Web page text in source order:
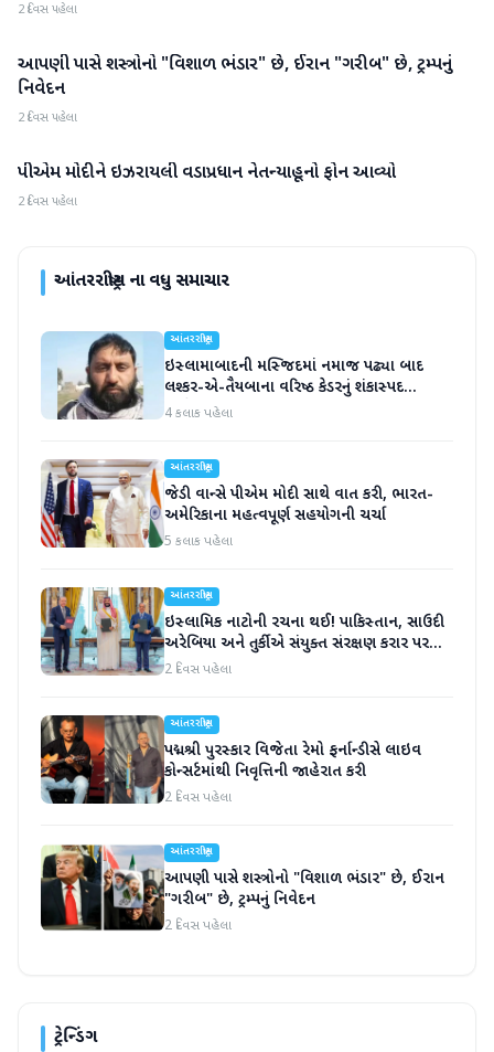
2 દિવસ પહેલા
આંતરરાષ્ટ્રીય
આપણી પાસે શસ્ત્રોનો "વિશાળ ભંડાર" છે, ઈરાન "ગરીબ" છે, ટ્રમ્પનું
નિવેદન
2 દિવસ પહેલા
આંતરરાષ્ટ્રીય
પીએમ મોદીને ઇઝરાયલી વડાપ્રધાન નેતન્યાહૂનો ફોન આવ્યો
2 દિવસ પહેલા
આંતરરાષ્ટ્રીયના વધુ સમાચાર
આંતરરાષ્ટ્રીય
ઇસ્લામાબાદની મસ્જિદમાં નમાજ પઢ્યા બાદ
લશ્કર-એ-તૈયબાના વરિષ્ઠ કેડરનું શંકાસ્પદ
સંજોગોમાં મોત
4 કલાક પહેલા
આંતરરાષ્ટ્રીય
જેડી વાન્સે પીએમ મોદી સાથે વાત કરી, ભારત-
અમેરિકાના મહત્વપૂર્ણ સહયોગની ચર્ચા
5 કલાક પહેલા
આંતરરાષ્ટ્રીય
ઇસ્લામિક નાટોની રચના થઈ! પાકિસ્તાન, સાઉદી
અરેબિયા અને તુર્કીએ સંયુક્ત સંરક્ષણ કરાર પર
હસ્તાક્ષર
2 દિવસ પહેલા
આંતરરાષ્ટ્રીય
પદ્મશ્રી પુરસ્કાર વિજેતા રેમો ફર્નાન્ડીસે લાઇવ
કોન્સર્ટમાંથી નિવૃત્તિની જાહેરાત કરી
2 દિવસ પહેલા
આંતરરાષ્ટ્રીય
આપણી પાસે શસ્ત્રોનો "વિશાળ ભંડાર" છે, ઈરાન
"ગરીબ" છે, ટ્રમ્પનું નિવેદન
2 દિવસ પહેલા
ટ્રેન્ડિંગ